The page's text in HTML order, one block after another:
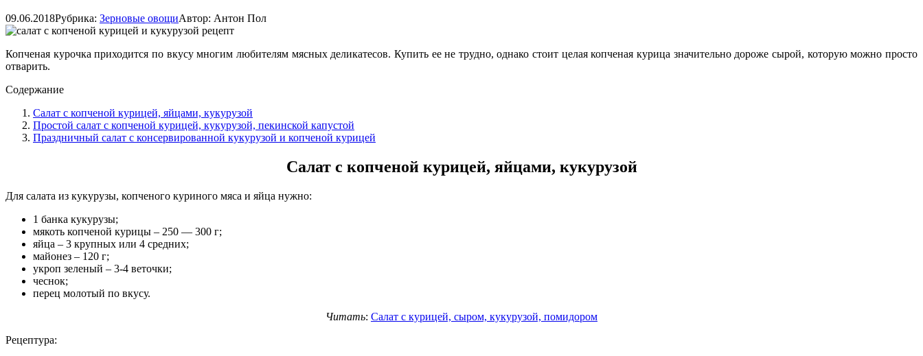
09.06.2018Рубрика: Зерновые овощиАвтор: Антон Пол
Копченая курочка приходится по вкусу многим любителям мясных деликатесов. Купить ее не трудно, однако стоит целая копченая курица значительно дороже сырой, которую можно просто
отварить.
Содержание
Салат с копченой курицей, яйцами, кукурузой
Простой салат с копченой курицей, кукурузой, пекинской капустой
Праздничный салат с консервированной кукурузой и копченой курицей
Салат с копченой курицей, яйцами, кукурузой
Для салата из кукурузы, копченого куриного мяса и яйца нужно:
1 банка кукурузы;
мякоть копченой курицы – 250 — 300 г;
яйца – 3 крупных или 4 средних;
майонез – 120 г;
укроп зеленый – 3-4 веточки;
чеснок;
перец молотый по вкусу.
Читать: Салат с курицей, сыром, кукурузой, помидором
Рецептура: